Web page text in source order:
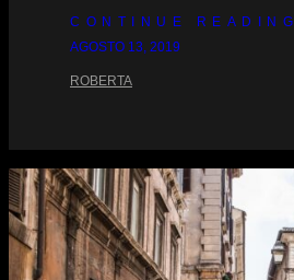
CONTINUE READING
AGOSTO 13, 2019
ROBERTA